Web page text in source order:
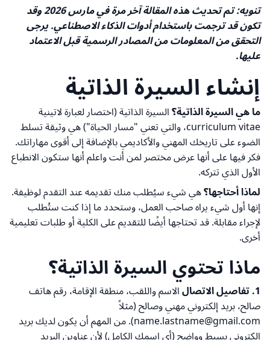
تنويه: تم تحديث هذه المقالة آخر مرة في مارس 2026 وقد
تكون قد ترجمت باستخدام أدوات الذكاء الاصطناعي. يرجى
التحقق من المعلومات من المصادر الرسمية قبل الاعتماد
عليها.
إنشاء السيرة الذاتية
ما هي السيرة الذاتية؟السيرة الذاتية (اختصار لعبارة لاتينية
curriculum vitae، والتي تعني "مسار الحياة") هي وثيقة تسلط
الضوء على تاريخك المهني والأكاديمي بالإضافة إلى أقوى مهاراتك.
فكر فيها على أنها عرض مختصر لمن أنت واعلم أنها ستكون الانطباع
الأول الذي تتركه.
لماذا أحتاجها؟هي شيء سيُطلب منك تقديمه عند التقدم لوظيفة.
إنها أول شيء يراه صاحب العمل، وستحدد ما إذا كنت ستُطلب
لإجراء مقابلة. قد تحتاجها أيضًا للتقديم على الكلية أو طلبات تعليمية
أخرى.
ماذا تحتوي السيرة الذاتية؟
1. تفاصيل الاتصال الاسم واللقب، منطقة الإقامة، رقم هاتف
صالح، بريد إلكتروني مهني وصالح (مثلاً
name.lastname@gmail.com). من المهم أن يكون لديك بريد